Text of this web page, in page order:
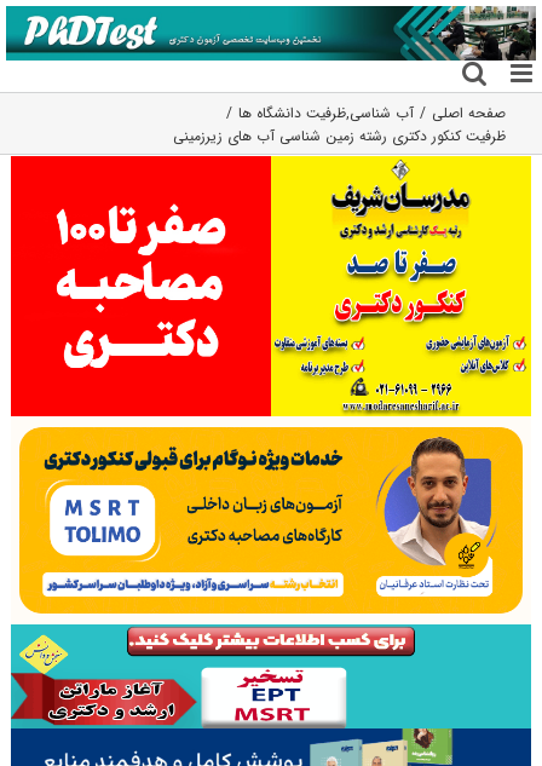
رفتن
به
محتوا
صفحه اصلی آب شناسی,ظرفیت دانشگاه ها
ظرفیت کنکور دکتری رشته زمین شناسی آب ﻫﺎی زﻳﺮزمینی